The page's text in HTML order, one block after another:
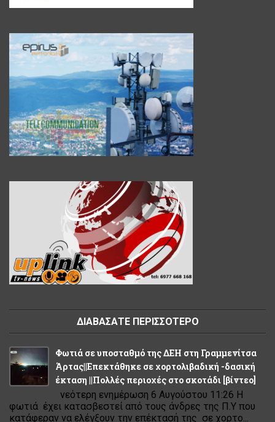
ΔΙΑΒΑΣΑΤΕ ΠΕΡΙΣΣΟΤΕΡΟ
Φωτιά σε υποσταθμό της ΔΕΗ στη Γραμμενίτσα
Άρτας||Επεκτάθηκε σε χορτολιβαδική -δασική
έκταση ||Πολλές περιοχές στο σκοτάδι [βίντεο]
νεότερη ενημέρωση 6 Αυγούστου 11:26 Η
φωτιά έχει κατασβεστεί από τους άνδρες της Π.Υ που
κατάφεραν να ελέγξουν την επέκτασή της σε χορτο...